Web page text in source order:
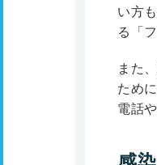
い方
る「
また
ため
電話